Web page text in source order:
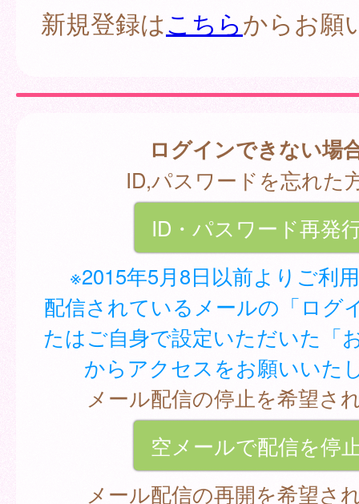
新規登録はこちらからお願
ログインできない場
ID,パスワードを忘れた
ID・パスワード再発
※2015年5月8日以前よりご利
配信されているメールの「ログ
たはご自身で設定いただいた「
からアクセスをお願いいた
メール配信の停止を希望さ
空メールで配信を停
メール配信の再開を希望さ